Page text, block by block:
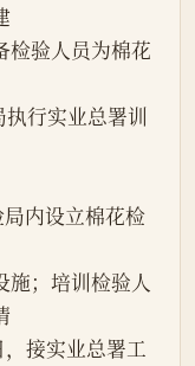
检验人员为棉花
施；培训检验人
接实业总署工